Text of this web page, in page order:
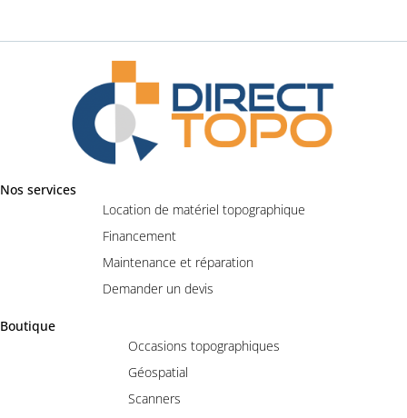
Nos services
Location de matériel topographique
Financement
Maintenance et réparation
Demander un devis
Boutique
Occasions topographiques
Géospatial
Scanners